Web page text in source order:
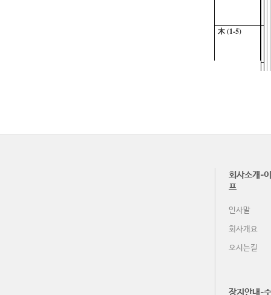
木 (1-5)
月 (1-9)
火 (1-10)
水 (1-11)
木 (1-12)
회사소개-
프
인사말
회사개요
오시는길
장지안내-